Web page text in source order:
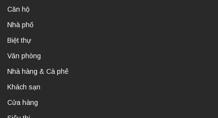
Căn hộ
Nhà phố
Biệt thự
Văn phòng
Nhà hàng & Cà phê
Khách sạn
Cửa hàng